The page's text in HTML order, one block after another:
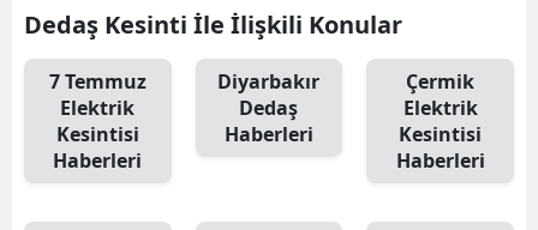
Dedaş Kesinti İle İlişkili Konular
7 Temmuz
Elektrik
Kesintisi
Haberleri
Diyarbakır
Dedaş
Haberleri
Çermik
Elektrik
Kesintisi
Haberleri